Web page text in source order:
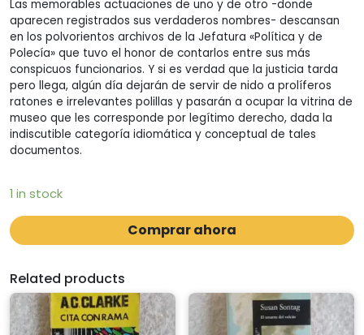
Las memorables actuaciones de uno y de otro -donde
aparecen registrados sus verdaderos nombres- descansan
en los polvorientos archivos de la Jefatura «Política y de
Polecía» que tuvo el honor de contarlos entre sus más
conspicuos funcionarios. Y si es verdad que la justicia tarda
pero llega, algún día dejarán de servir de nido a prolíferos
ratones e irrelevantes polillas y pasarán a ocupar la vitrina de
museo que les corresponde por legítimo derecho, dada la
indiscutible categoría idiomática y conceptual de tales
documentos.
1 in stock
Comprar ahora
Related products